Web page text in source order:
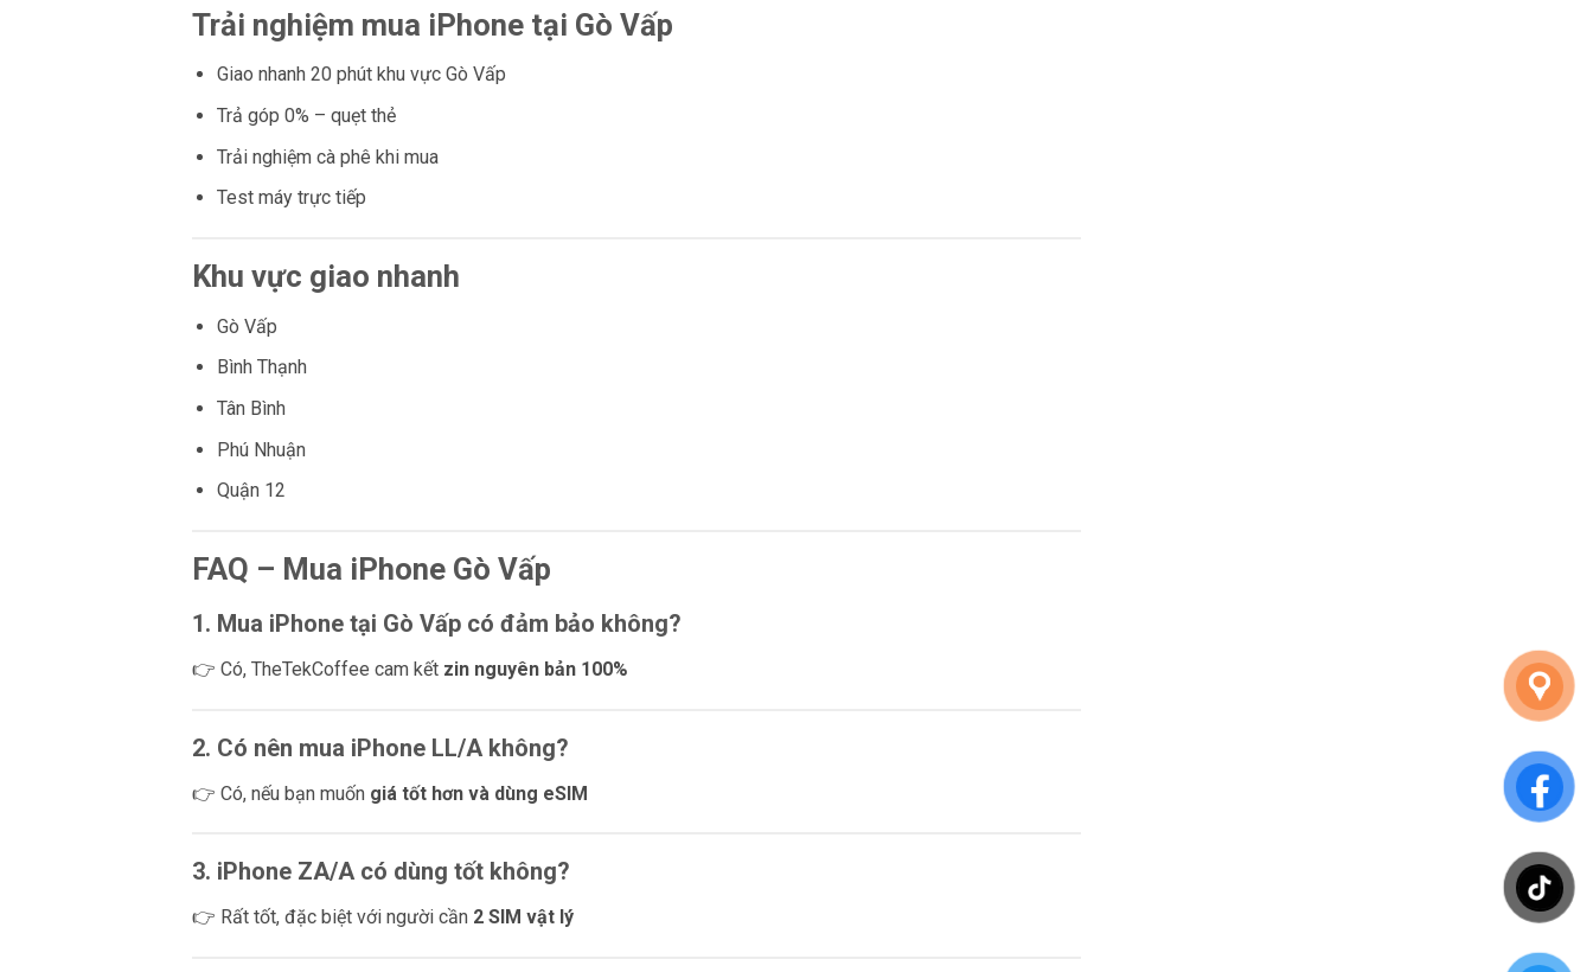
Trải nghiệm mua iPhone tại Gò Vấp
Giao nhanh 20 phút khu vực Gò Vấp
Trả góp 0% – quẹt thẻ
Trải nghiệm cà phê khi mua
Test máy trực tiếp
Khu vực giao nhanh
Gò Vấp
Bình Thạnh
Tân Bình
Phú Nhuận
Quận 12
FAQ – Mua iPhone Gò Vấp
1. Mua iPhone tại Gò Vấp có đảm bảo không?
👉 Có, TheTekCoffee cam kết zin nguyên bản 100%
2. Có nên mua iPhone LL/A không?
👉 Có, nếu bạn muốn giá tốt hơn và dùng eSIM
3. iPhone ZA/A có dùng tốt không?
👉 Rất tốt, đặc biệt với người cần 2 SIM vật lý